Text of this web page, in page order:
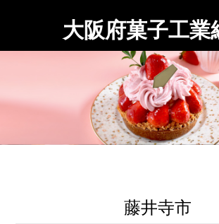
大阪府菓子工業
藤井寺市